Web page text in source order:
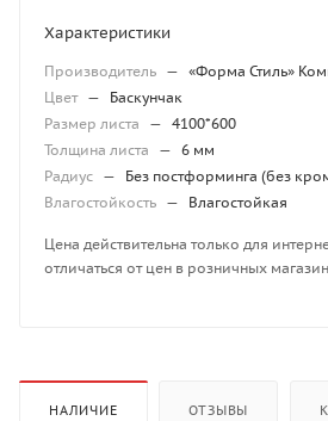
Характеристики
Производитель — «Форма Стиль»
Цвет —
Баскунчак
Размер листа
— 4100*600
Толщина листа
— 6 мм
Радиус —
Без постформинга (без
Влагостойкость — Влагостойкая
Цена действительна только для
отличаться от цен в розничных
НАЛИЧИЕ ОТЗЫВЫ